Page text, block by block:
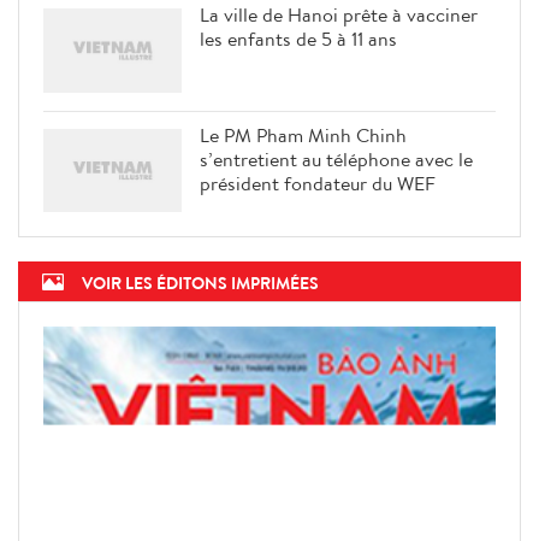
La ville de Hanoi prête à vacciner
les enfants de 5 à 11 ans
Le PM Pham Minh Chinh
s’entretient au téléphone avec le
président fondateur du WEF
VOIR LES ÉDITONS IMPRIMÉES